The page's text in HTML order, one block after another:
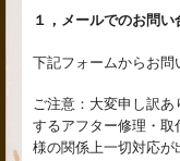
１，メールでのお問い
下記フォームからお問
ご注意：大変申し訳
するアフター修理・
様の関係上一切対応が